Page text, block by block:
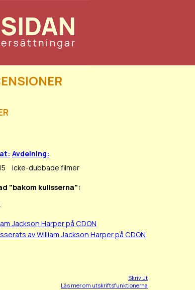
Avdelning:
Icke-dubbade filmer
"bakom kulisserna":
Jackson Harper på CDON
av William Jackson Harper på CDON
Skriv ut
Läs mer om utskriftsfunktionerna